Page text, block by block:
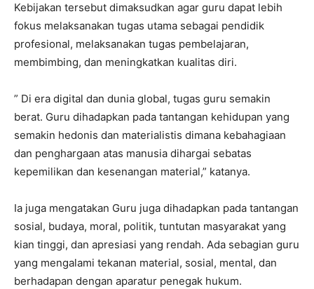
Kebijakan tersebut dimaksudkan agar guru dapat lebih
fokus melaksanakan tugas utama sebagai pendidik
profesional, melaksanakan tugas pembelajaran,
membimbing, dan meningkatkan kualitas diri.
” Di era digital dan dunia global, tugas guru semakin
berat. Guru dihadapkan pada tantangan kehidupan yang
semakin hedonis dan materialistis dimana kebahagiaan
dan penghargaan atas manusia dihargai sebatas
kepemilikan dan kesenangan material,” katanya.
Ia juga mengatakan Guru juga dihadapkan pada tantangan
sosial, budaya, moral, politik, tuntutan masyarakat yang
kian tinggi, dan apresiasi yang rendah. Ada sebagian guru
yang mengalami tekanan material, sosial, mental, dan
berhadapan dengan aparatur penegak hukum.